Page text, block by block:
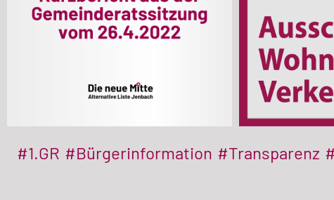
#1.GR #Bürgerinformation #Transparenz